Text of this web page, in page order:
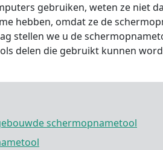
gebruiken, weten ze niet
hebben, omdat ze de
stellen we u de
delen die gebruikt kunnen
schermopnametool